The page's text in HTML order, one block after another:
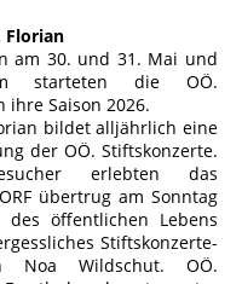
Florian
am 30. und 31. Mai und
starteten die OÖ.
ihre Saison 2026.
bildet alljährlich eine
der OÖ. Stiftskonzerte.
erlebten das
übertrug am Sonntag
des öffentlichen Lebens
Stiftskonzerte-
Noa Wildschut. OÖ.